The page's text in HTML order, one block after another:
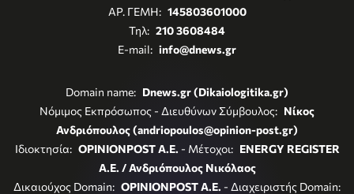
ΑΡ. ΓΕΜΗ: 145803601000
Τηλ: 210 3608484
E-mail: info@dnews.gr
Domain name: Dnews.gr (Dikaiologitika.gr)
Νόμιμος Εκπρόσωπος - Διευθύνων Σύμβουλος: Νίκος
Ανδριόπουλος (andriopoulos@opinion-post.gr)
Ιδιοκτησία: OPINIONPOST A.E. - Μέτοχοι: ENERGY REGISTER
Α.Ε. / Ανδριόπουλος Νικόλαος
Δικαιούχος Domain: OPINIONPOST A.E. - Διαχειριστής Domain: